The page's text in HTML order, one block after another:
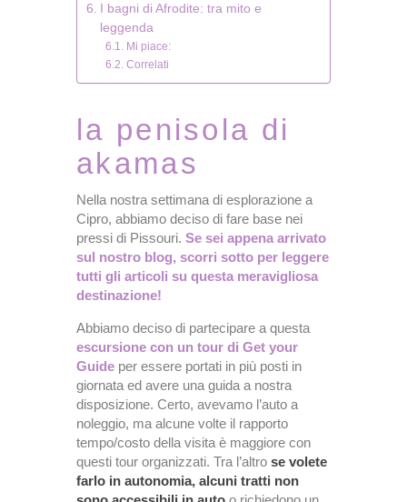
I bagni di Afrodite: tra mito e
leggenda
Mi piace:
Correlati
la penisola di
akamas
Nella nostra settimana di esplorazione a
Cipro, abbiamo deciso di fare base nei
pressi di Pissouri. Se sei appena arrivato
sul nostro blog, scorri sotto per leggere
tutti gli articoli su questa meravigliosa
destinazione!
Abbiamo deciso di partecipare a questa
escursione con un tour di Get your
Guide per essere portati in più posti in
giornata ed avere una guida a nostra
disposizione. Certo, avevamo l’auto a
noleggio, ma alcune volte il rapporto
tempo/costo della visita è maggiore con
questi tour organizzati. Tra l’altro se volete
farlo in autonomia, alcuni tratti non